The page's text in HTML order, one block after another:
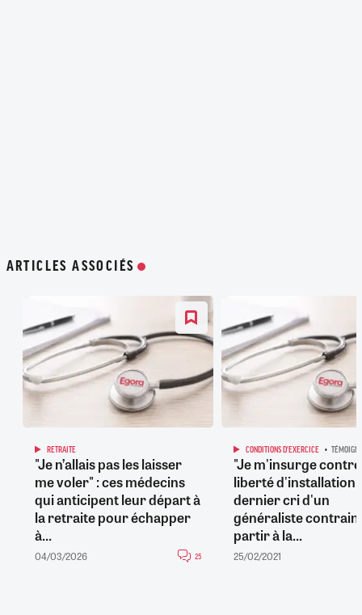
ARTICLES ASSOCIÉS
RETRAITE
"Je n’allais pas les laisser
me voler" : ces médecins
qui anticipent leur départ à
la retraite pour échapper
à...
04/03/2026 25
CONDITIONS D'EXERCICE
"Je m'insurge
liberté d'installation"
dernier cri d'un
généraliste
partir à la...
25/02/2021